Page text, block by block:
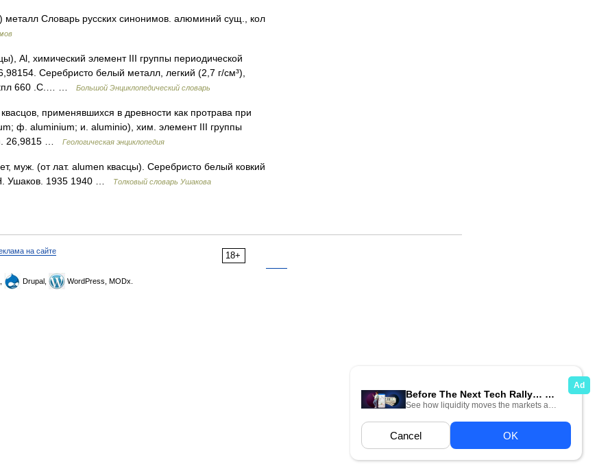
Словарь русских синонимов. алюминий сущ., кол
Al, химический элемент III группы периодической
Серебристо белый металл, легкий (2,7 г/см³),
tпл 660 .С.… …
Большой Энциклопедический словарь
применявшихся в древности как протрава при
ф. aluminium; и. aluminio), хим. элемент III группы
26,9815 …
Геологическая энциклопедия
(от лат. alumen квасцы). Серебристо белый ковкий
Ушаков. 1935 1940 …
Толковый словарь Ушакова
18+
на сайте
Drupal, WordPress, MODx.